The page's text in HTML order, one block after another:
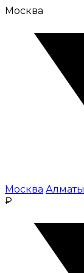
Москва
Москва Алматы
₽